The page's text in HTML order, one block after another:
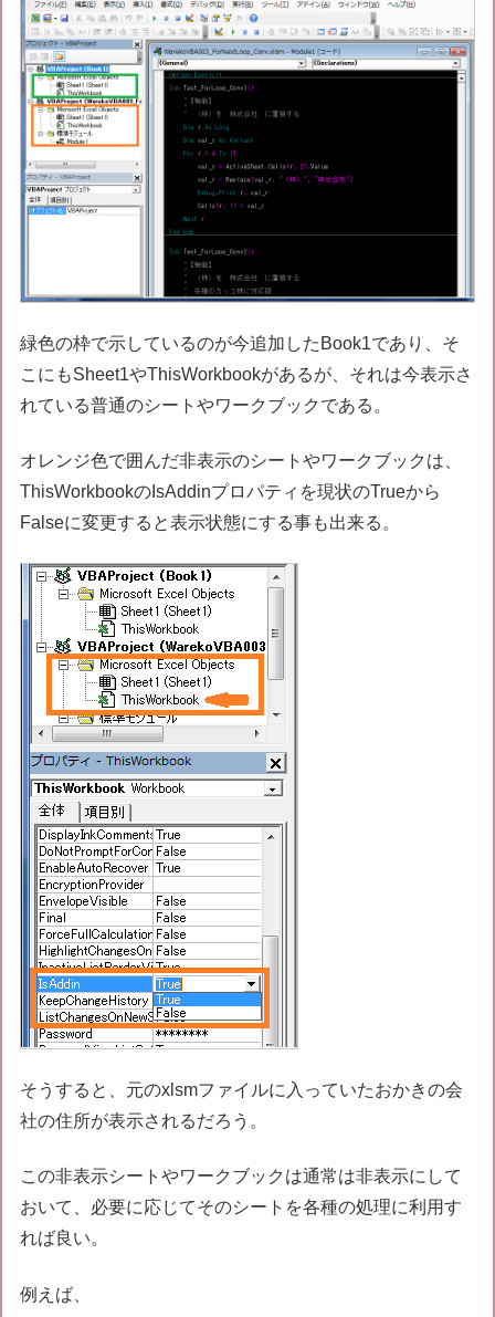
緑色の枠で示しているのが今追加したBook1であり、そ
こにもSheet1やThisWorkbookがあるが、それは今表示さ
れている普通のシートやワークブックである。
オレンジ色で囲んだ非表示のシートやワークブックは、
ThisWorkbookのIsAddinプロパティを現状のTrueから
Falseに変更すると表示状態にする事も出来る。
そうすると、元のxlsmファイルに入っていたおかきの会
社の住所が表示されるだろう。
この非表示シートやワークブックは通常は非表示にして
おいて、必要に応じてそのシートを各種の処理に利用す
れば良い。
例えば、